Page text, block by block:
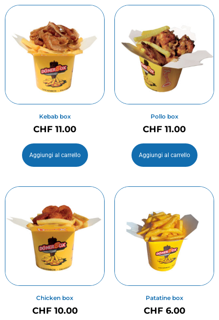
Kebab box
CHF 11.00
Aggiungi al carrello
Pollo box
CHF 11.00
Aggiungi al carrello
Chicken box
CHF 10.00
Patatine box
CHF 6.00